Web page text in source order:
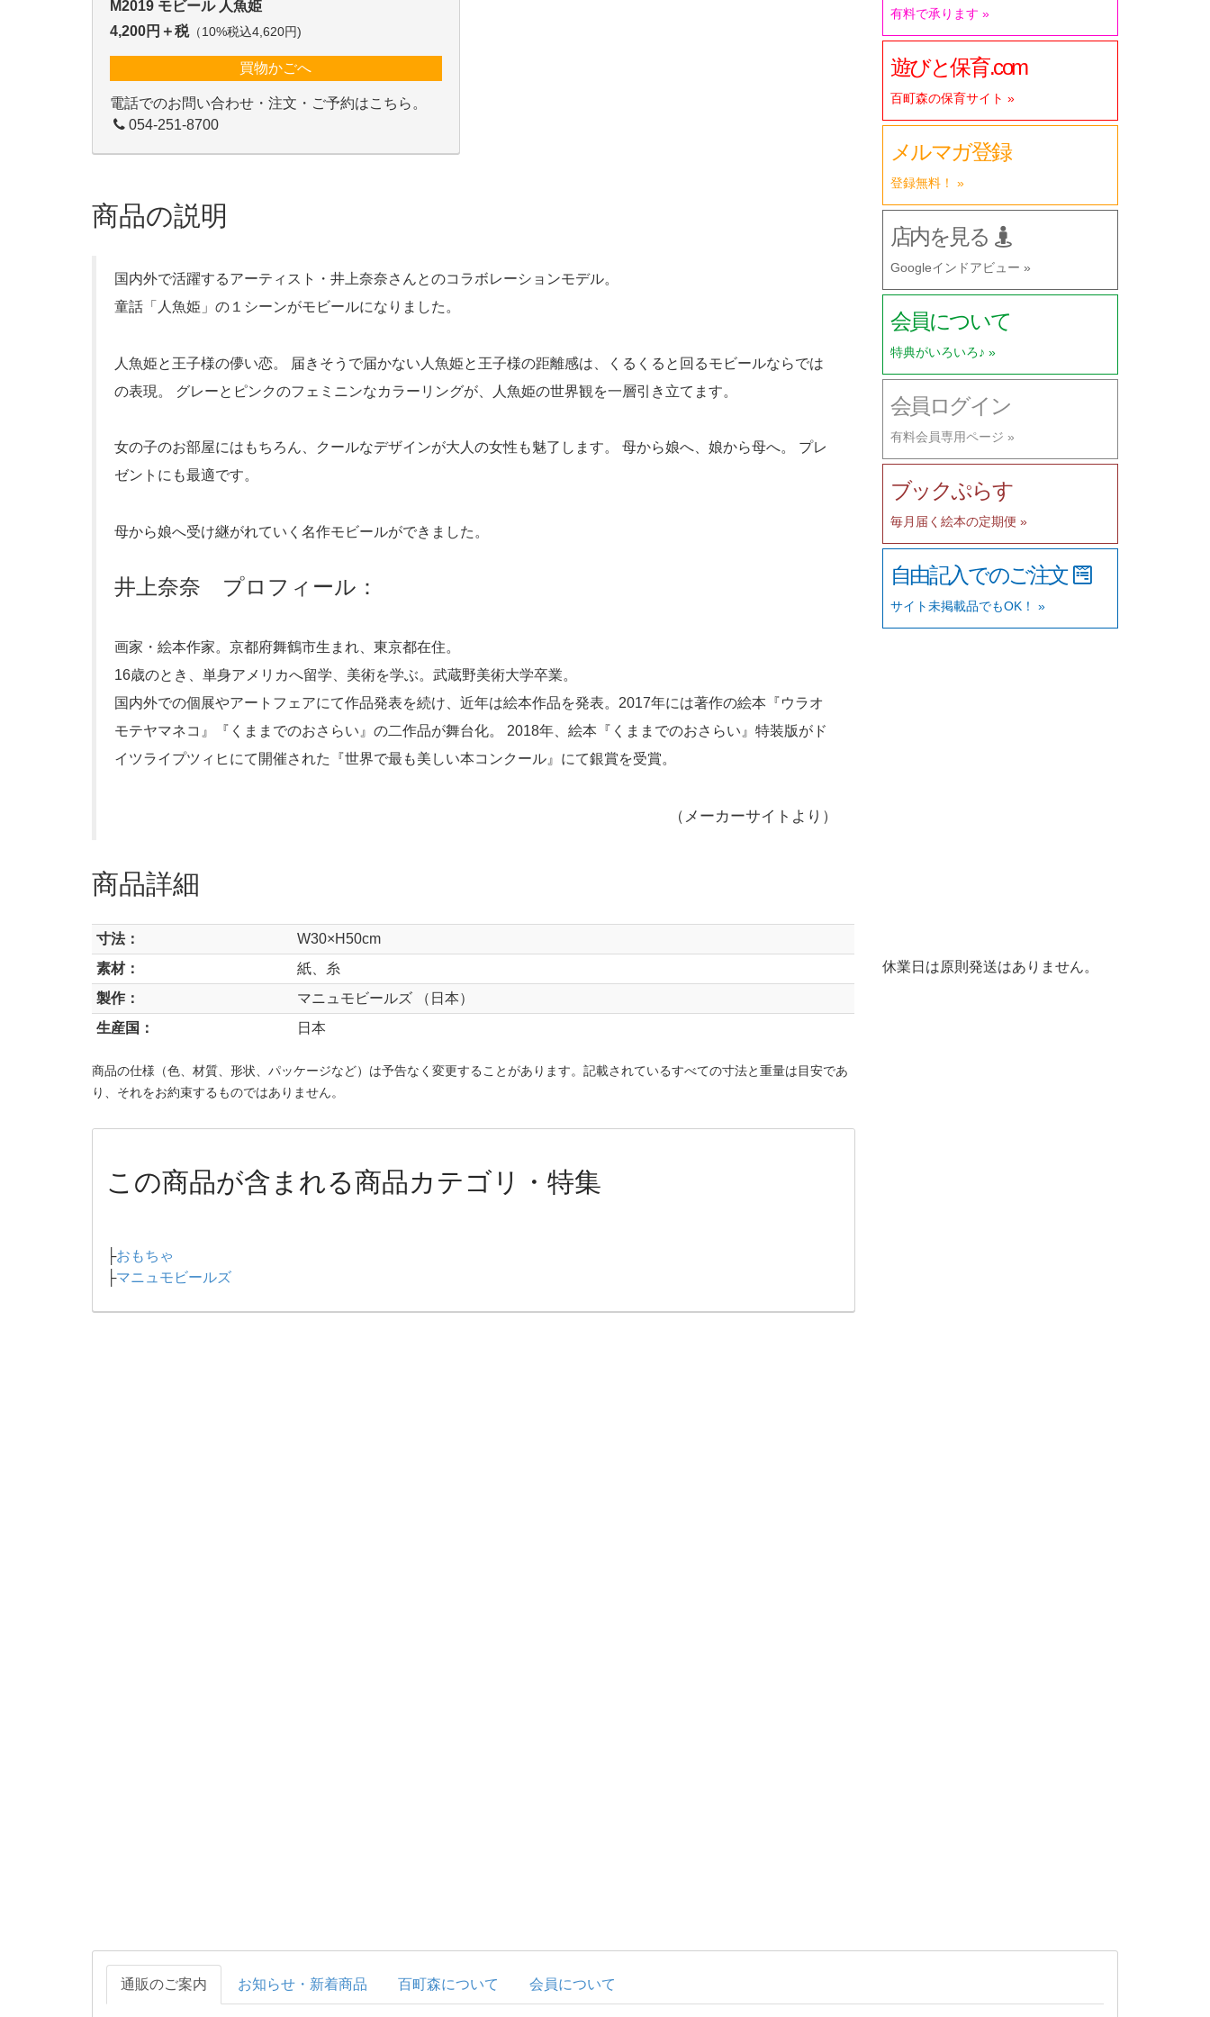
M2019 モビール 人魚姫
4,200円＋税（10%税込4,620円)
買物かごへ
電話でのお問い合わせ・注文・ご予約はこちら。
054-251-8700
商品の説明
国内外で活躍するアーティスト・井上奈奈さんとのコラボレーションモデル。
童話「人魚姫」の１シーンがモビールになりました。
人魚姫と王子様の儚い恋。 届きそうで届かない人魚姫と王子様の距離感は、くるくると回るモビールならでは
の表現。 グレーとピンクのフェミニンなカラーリングが、人魚姫の世界観を一層引き立てます。
女の子のお部屋にはもちろん、クールなデザインが大人の女性も魅了します。 母から娘へ、娘から母へ。 プレ
ゼントにも最適です。
母から娘へ受け継がれていく名作モビールができました。
井上奈奈 プロフィール：
画家・絵本作家。京都府舞鶴市生まれ、東京都在住。
16歳のとき、単身アメリカへ留学、美術を学ぶ。武蔵野美術大学卒業。
国内外での個展やアートフェアにて作品発表を続け、近年は絵本作品を発表。2017年には著作の絵本『ウラオ
モテヤマネコ』『くままでのおさらい』の二作品が舞台化。 2018年、絵本『くままでのおさらい』特装版がド
イツライプツィヒにて開催された『世界で最も美しい本コンクール』にて銀賞を受賞。
（メーカーサイトより）
商品詳細
寸法：
W30×H50cm
素材：
紙、糸
製作：
マニュモビールズ （日本）
生産国：
日本
商品の仕様（色、材質、形状、パッケージなど）は予告なく変更することがあります。記載されているすべての寸法と重量は目安であ
り、それをお約束するものではありません。
この商品が含まれる商品カテゴリ・特集
├おもちゃ
├マニュモビールズ
有料で承ります »
遊びと保育.com
百町森の保育サイト »
メルマガ登録
登録無料！ »
店内を見る
Googleインドアビュー »
会員について
特典がいろいろ♪ »
会員ログイン
有料会員専用ページ »
ブックぷらす
毎月届く絵本の定期便 »
自由記入でのご注文
サイト未掲載品でもOK！ »
休業日は原則発送はありません。
通販のご案内 お知らせ・新着商品 百町森について 会員について